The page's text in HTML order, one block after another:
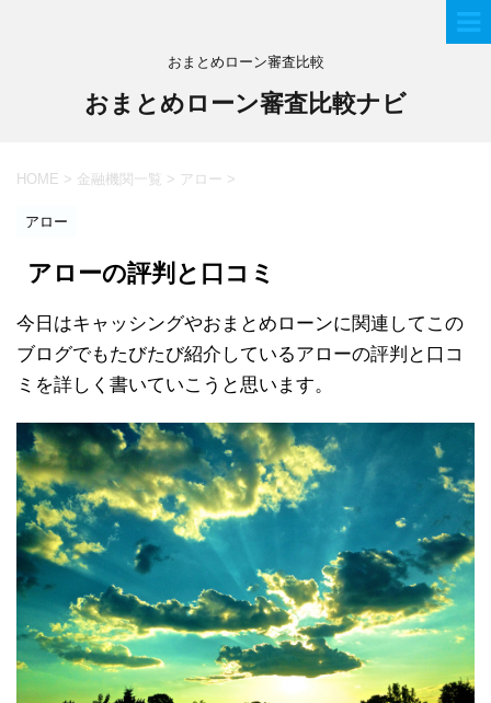
おまとめローン審査比較
おまとめローン審査比較ナビ
HOME > 金融機関一覧 > アロー >
アロー
アローの評判と口コミ
今日はキャッシングやおまとめローンに関連してこの
ブログでもたびたび紹介しているアローの評判と口コ
ミを詳しく書いていこうと思います。